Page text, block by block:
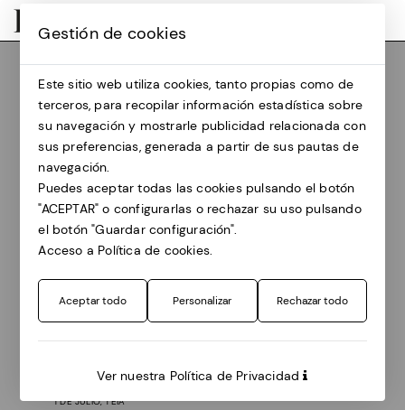
Programa 2026
4 julio 5 julio 7 julio
Abocar/se. Júlia Sentís
1 DE JULIO, TEIÀ
Gestión de cookies
Este sitio web utiliza cookies, tanto propias como de
terceros, para recopilar información estadística sobre
su navegación y mostrarle publicidad relacionada con
sus preferencias, generada a partir de sus pautas de
navegación.
Puedes aceptar todas las cookies pulsando el botón
"ACEPTAR" o configurarlas o rechazar su uso pulsando
el botón "Guardar configuración".
Acceso a Política de cookies.
Aceptar todo Personalizar Rechazar todo
Ver nuestra Política de Privacidad